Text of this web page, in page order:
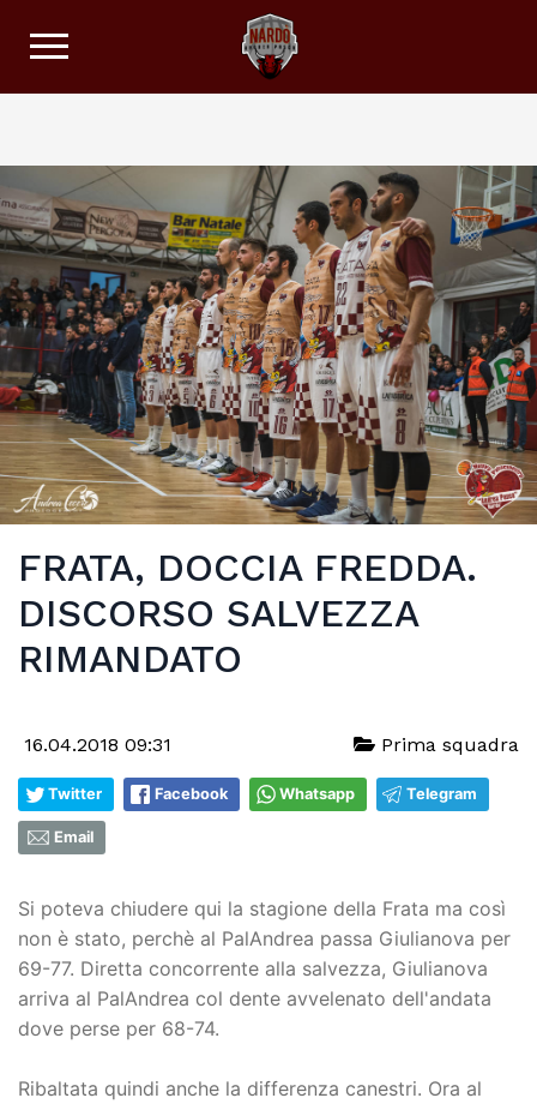
FRATA, DOCCIA FREDDA.
DISCORSO SALVEZZA
RIMANDATO
16.04.2018 09:31 Prima squadra
Twitter Facebook Whatsapp Telegram
Email
Si poteva chiudere qui la stagione della Frata ma così
non è stato, perchè al PalAndrea passa Giulianova per
69-77. Diretta concorrente alla salvezza, Giulianova
arriva al PalAndrea col dente avvelenato dell'andata
dove perse per 68-74.
Ribaltata quindi anche la differenza canestri. Ora al